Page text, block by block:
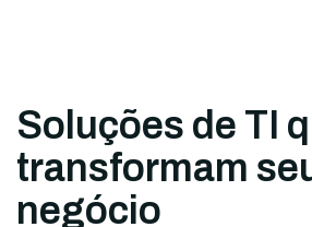
Soluções de TI
transformam
negócio